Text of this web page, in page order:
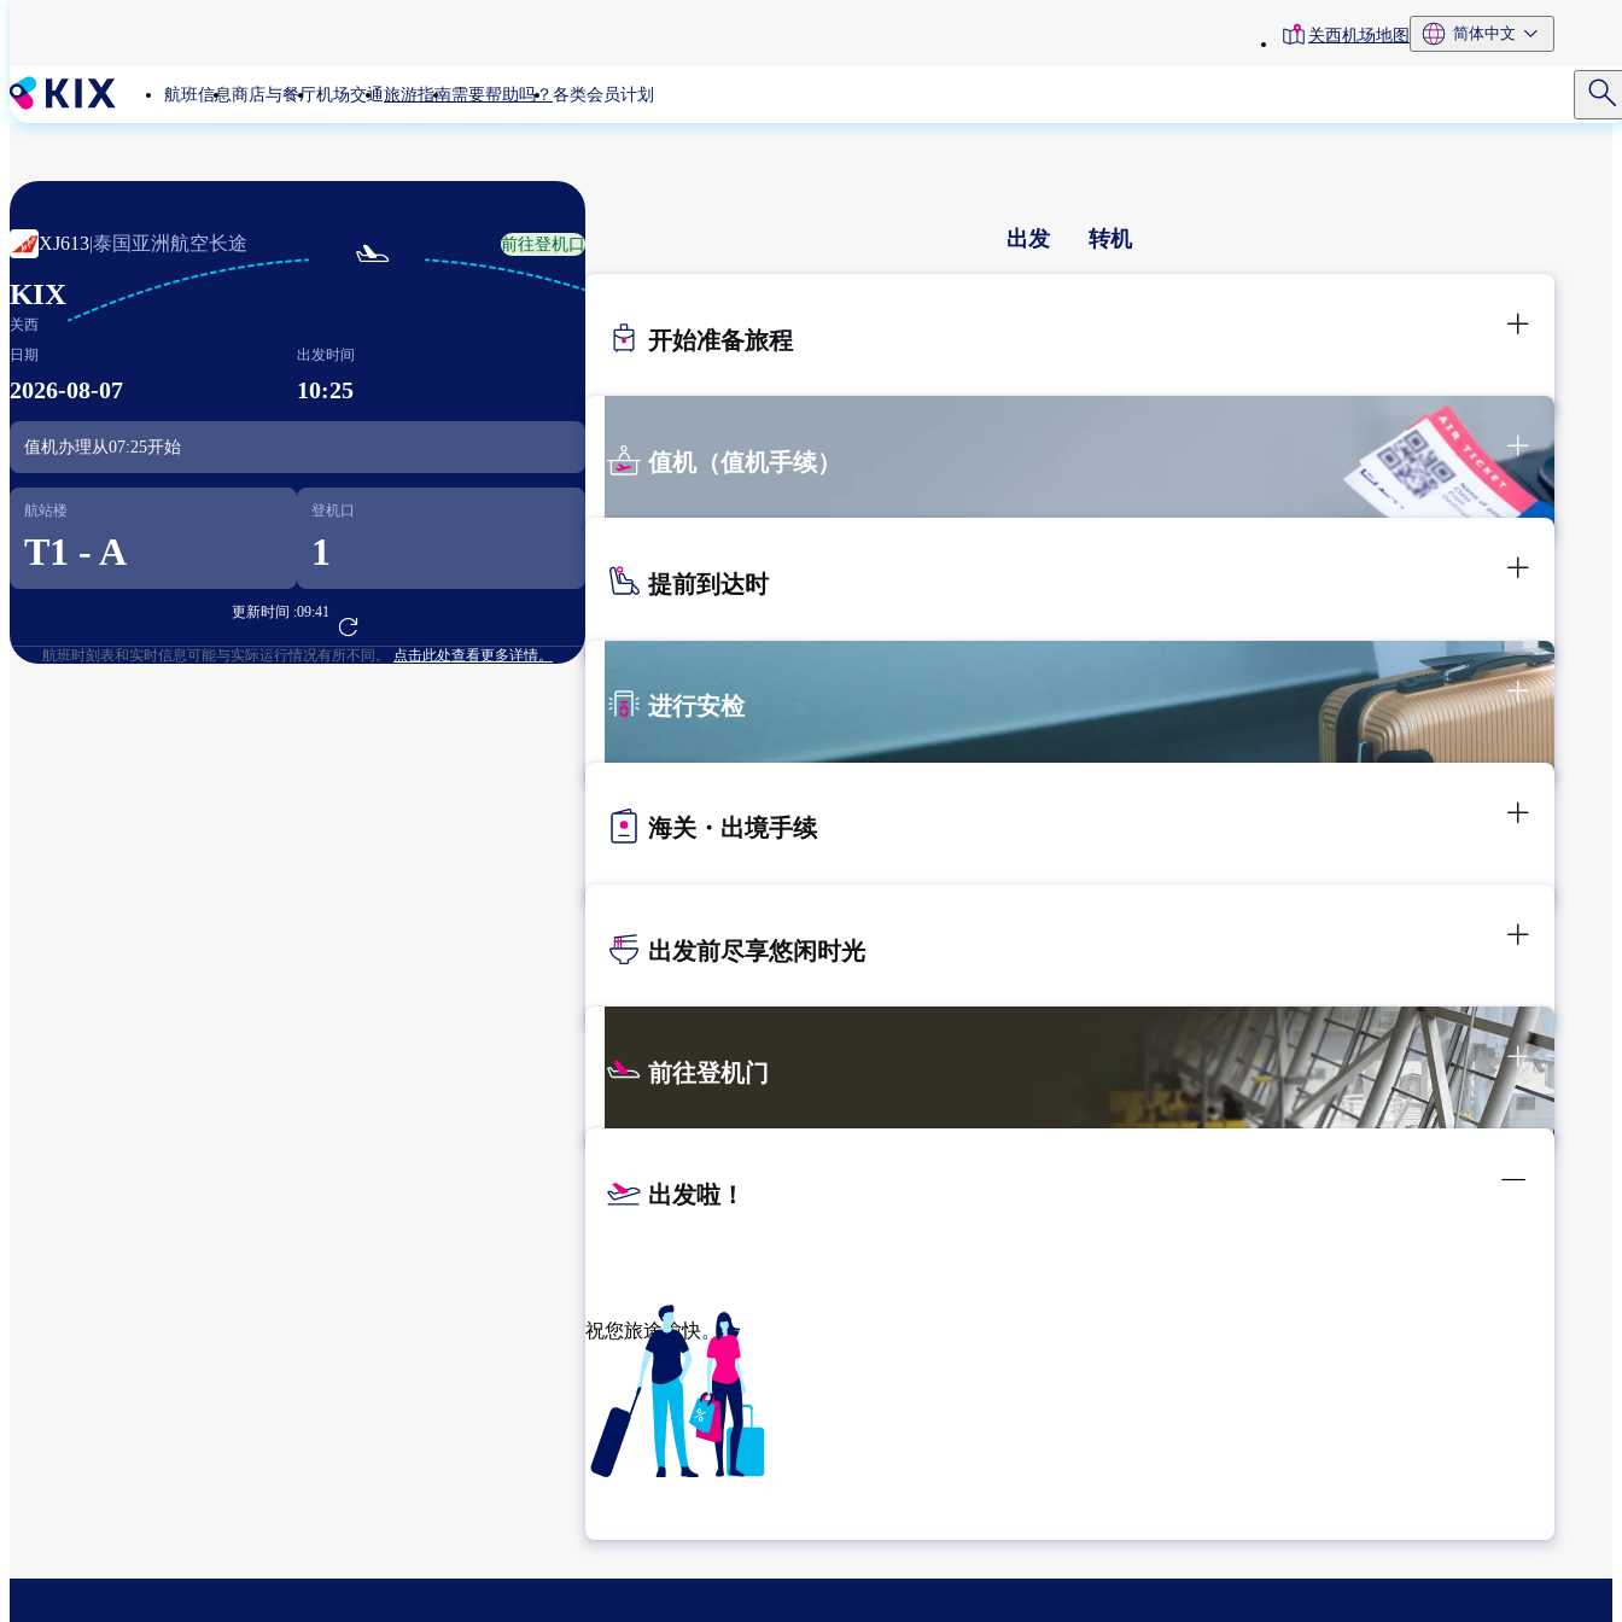
到
主
要
toolbar关西机场地图 简体中文
航班信息商店与餐厅机场交通旅游指南需要帮助吗？ 各类会员计划
XJ613|泰国亚洲航空长途 前往登机口
KIX
关西

曼谷（廊
曼）
日期
2026-08-07
出发时间
10:25
值机办理从07:25开始
航站楼
T1 - A
登机口
1
更新时间 :09:41
前往航班预订
航班时刻表和实时信息可能与实际运行情况有所不同。 点击此处查看更多详情。
出发 转机
开始准备旅程
值机（值机手续）
提前到达时
进行安检
海关・出境手续
出发前尽享悠闲时光
前往登机门
出发啦！
祝您旅途愉快。